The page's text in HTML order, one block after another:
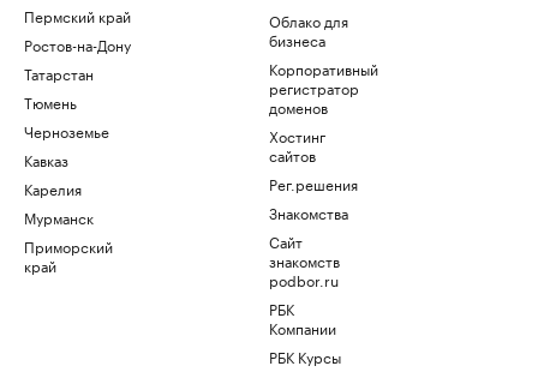
Пермский край
Ростов-на-Дону
Татарстан
Тюмень
Черноземье
Кавказ
Карелия
Мурманск
Приморский
край
Облако для
бизнеса
Корпоративный
регистратор
доменов
Хостинг
сайтов
Рег.решения
Знакомства
Сайт
знакомств
podbor.ru
РБК
Компании
РБК Курсы